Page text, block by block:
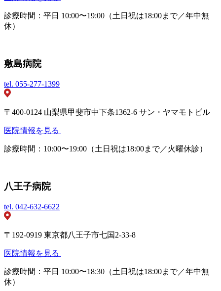
診療時間：平日 10:00〜19:00（土日祝は18:00まで／年中無
休）
敷島病院
tel. 055-277-1399
〒400-0124 山梨県甲斐市中下条1362-6 サン・ヤマモトビル
医院情報を見る
診療時間：10:00〜19:00（土日祝は18:00まで／火曜休診）
八王子病院
tel. 042-632-6622
〒192-0919 東京都八王子市七国2-33-8
医院情報を見る
診療時間：平日 10:00〜18:30（土日祝は18:00まで／年中無
休）